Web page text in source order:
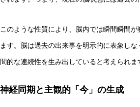
このような性質により、脳内では瞬間瞬間
ます。脳は過去の出来事を明示的に表象し
間的な連続性を生み出していると考えられま
神経同期と主観的「今」の生成